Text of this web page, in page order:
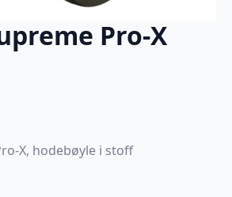
Pro-X
X, hodebøyle i stoff